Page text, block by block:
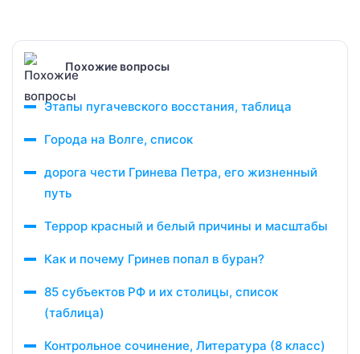
Похожие вопросы
Этапы пугачевского восстания, таблица
Города на Волге, список
дорога чести Гринева Петра, его жизненный
путь
Террор красный и белый причины и масштабы
Как и почему Гринев попал в буран?
85 субъектов РФ и их столицы, список
(таблица)
Контрольное сочинение, Литература (8 класс)